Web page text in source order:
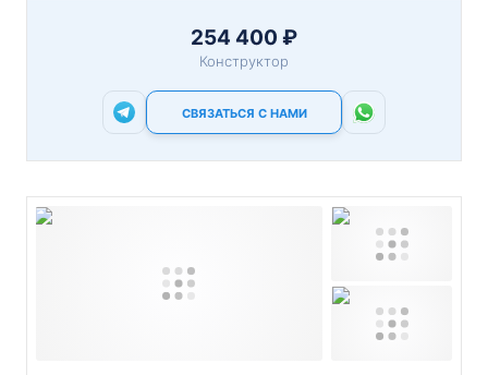
254 400 ₽
Конструктор
СВЯЗАТЬСЯ С НАМИ